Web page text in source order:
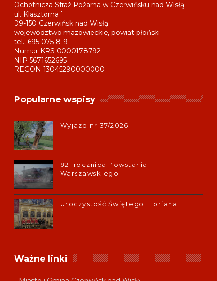
Ochotnicza Straż Pożarna w Czerwińsku nad Wisłą
ul. Klasztorna 1
09-150 Czerwińsk nad Wisłą
województwo mazowieckie, powiat płoński
tel.: 695 075 819
Numer KRS 0000178792
NIP 5671652695
REGON 13045290000000
Popularne wspisy
Wyjazd nr 37/2026
82. rocznica Powstania
Warszawskiego
Uroczystość Świętego Floriana
Ważne linki